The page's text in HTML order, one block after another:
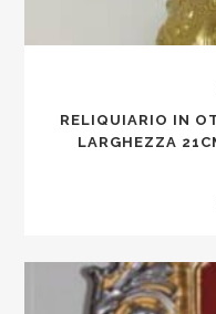
RELIQUIARIO IN
LARGHEZZA